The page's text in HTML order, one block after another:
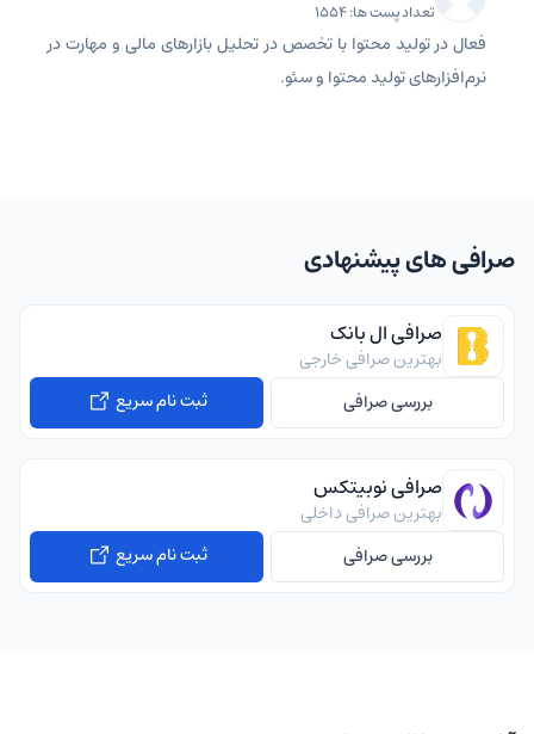
تعداد پست ها: 1554
فعال در تولید محتوا با تخصص در تحلیل بازارهای مالی و مهارت در
نرم‌افزارهای تولید محتوا و سئو.
صرافی های پیشنهادی
صرافی ال بانک
بهترین صرافی خارجی
بررسی صرافی
ثبت نام سریع
صرافی نوبیتکس
بهترین صرافی داخلی
بررسی صرافی
ثبت نام سریع